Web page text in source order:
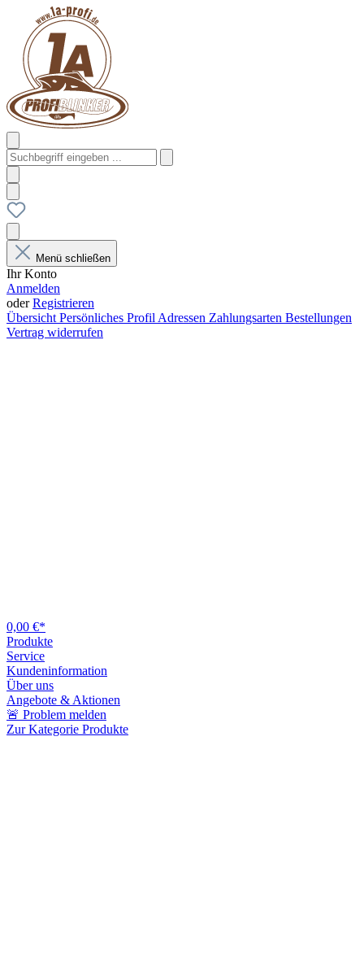
Menü schließen
Ihr Konto
Anmelden
oderRegistrieren
Übersicht Persönliches Profil Adressen Zahlungsarten Bestellungen
Vertrag widerrufen
0,00 €*
Produkte
Service
Kundeninformation
Über uns
Angebote & Aktionen
🚨 Problem melden
Zur Kategorie Produkte